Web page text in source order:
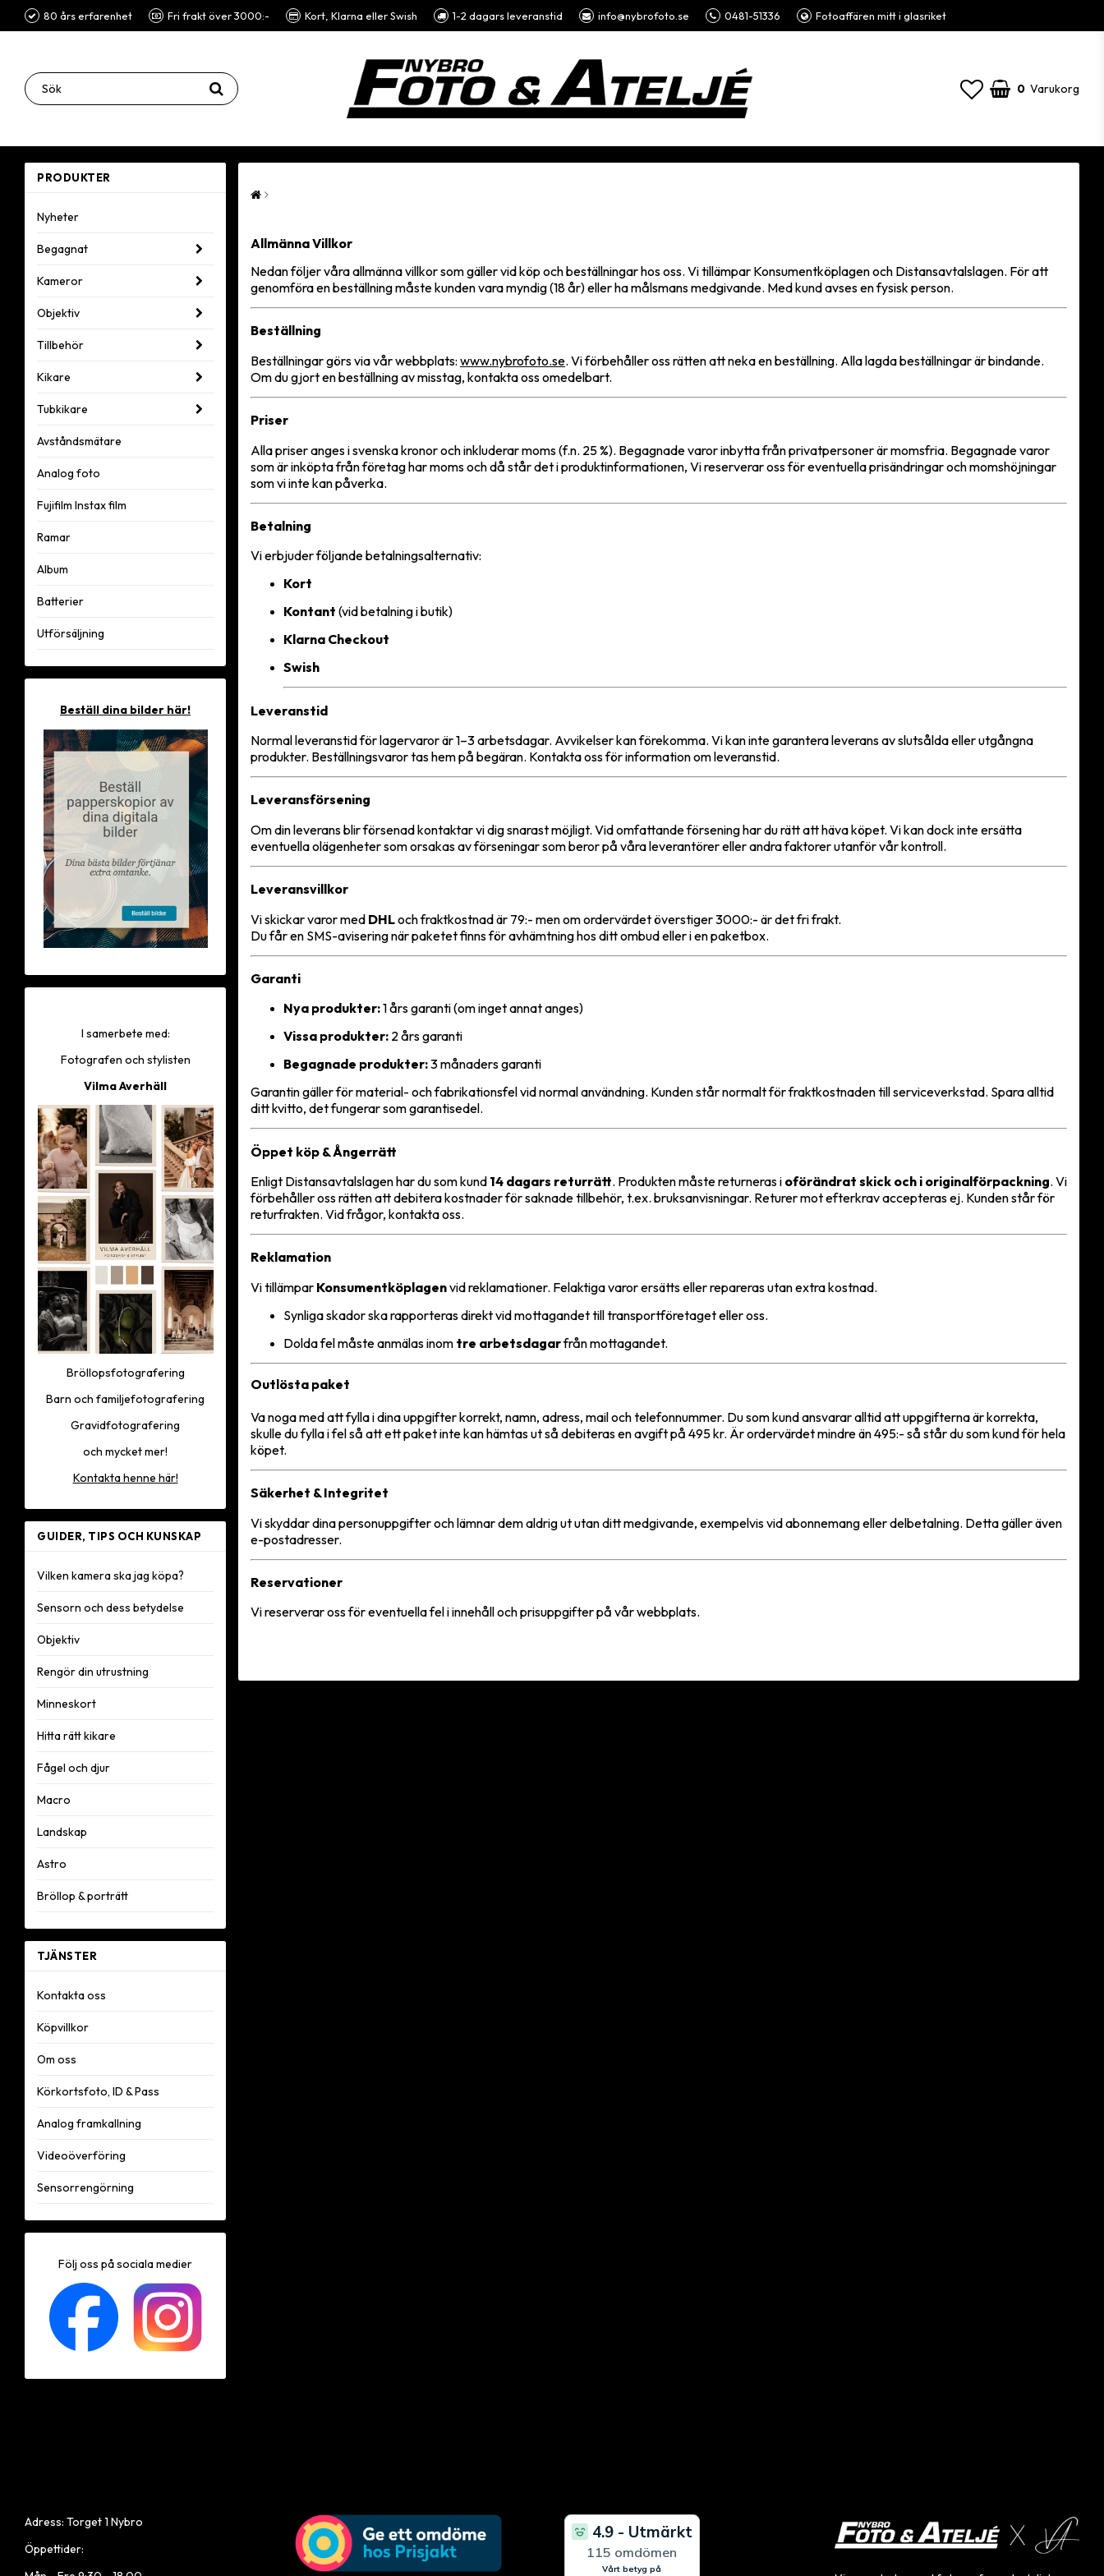
80 års erfarenhet Fri frakt över 3000:- Kort, Klarna eller Swish 1-2 dagars leveranstid info@nybrofoto.se 0481-51336 Fotoaffären mitt i glasriket
0 Varukorg
PRODUKTER
Nyheter
Begagnat
Kameror
Objektiv
Tillbehör
Kikare
Tubkikare
Avståndsmätare
Analog foto
Fujifilm Instax film
Ramar
Album
Batterier
Utförsäljning
Beställ dina bilder här!
I samerbete med:
Fotografen och stylisten
Vilma Averhäll
Bröllopsfotografering
Barn och familjefotografering
Gravidfotografering
och mycket mer!
Kontakta henne här!
GUIDER, TIPS OCH KUNSKAP
Vilken kamera ska jag köpa?
Sensorn och dess betydelse
Objektiv
Rengör din utrustning
Minneskort
Hitta rätt kikare
Fågel och djur
Macro
Landskap
Astro
Bröllop & porträtt
TJÄNSTER
Kontakta oss
Köpvillkor
Om oss
Körkortsfoto, ID & Pass
Analog framkallning
Videoöverföring
Sensorrengörning
Följ oss på sociala medier
Allmänna Villkor
Nedan följer våra allmänna villkor som gäller vid köp och beställningar hos oss. Vi tillämpar Konsumentköplagen och Distansavtalslagen. För att
genomföra en beställning måste kunden vara myndig (18 år) eller ha målsmans medgivande. Med kund avses en fysisk person.
Beställning
Beställningar görs via vår webbplats: www.nybrofoto.se. Vi förbehåller oss rätten att neka en beställning. Alla lagda beställningar är bindande.
Om du gjort en beställning av misstag, kontakta oss omedelbart.
Priser
Alla priser anges i svenska kronor och inkluderar moms (f.n. 25 %). Begagnade varor inbytta från privatpersoner är momsfria. Begagnade varor
som är inköpta från företag har moms och då står det i produktinformationen, Vi reserverar oss för eventuella prisändringar och momshöjningar
som vi inte kan påverka.
Betalning
Vi erbjuder följande betalningsalternativ:
Kort
Kontant (vid betalning i butik)
Klarna Checkout
Swish
Leveranstid
Normal leveranstid för lagervaror är 1–3 arbetsdagar. Avvikelser kan förekomma. Vi kan inte garantera leverans av slutsålda eller utgångna
produkter. Beställningsvaror tas hem på begäran. Kontakta oss för information om leveranstid.
Leveransförsening
Om din leverans blir försenad kontaktar vi dig snarast möjligt. Vid omfattande försening har du rätt att häva köpet. Vi kan dock inte ersätta
eventuella olägenheter som orsakas av förseningar som beror på våra leverantörer eller andra faktorer utanför vår kontroll.
Leveransvillkor
Vi skickar varor med DHLoch fraktkostnad är 79:- men om ordervärdet överstiger 3000:- är det fri frakt.
Du får en SMS-avisering när paketet finns för avhämtning hos ditt ombud eller i en paketbox.
Garanti
Nya produkter:1 års garanti (om inget annat anges)
Vissa produkter: 2 års garanti
Begagnade produkter:3 månaders garanti
Garantin gäller för material- och fabrikationsfel vid normal användning. Kunden står normalt för fraktkostnaden till serviceverkstad. Spara alltid
ditt kvitto, det fungerar som garantisedel.
Öppet köp & Ångerrätt
Enligt Distansavtalslagen har du som kund 14 dagars returrätt. Produkten måste returneras i oförändrat skick och i originalförpackning. Vi
förbehåller oss rätten att debitera kostnader för saknade tillbehör, t.ex. bruksanvisningar. Returer mot efterkrav accepteras ej. Kunden står för
returfrakten. Vid frågor, kontakta oss.
Reklamation
Vi tillämpar Konsumentköplagenvid reklamationer. Felaktiga varor ersätts eller repareras utan extra kostnad.
Synliga skador ska rapporteras direkt vid mottagandet till transportföretaget eller oss.
Dolda fel måste anmälas inom tre arbetsdagarfrån mottagandet.
Outlösta paket
Va noga med att fylla i dina uppgifter korrekt, namn, adress, mail och telefonnummer. Du som kund ansvarar alltid att uppgifterna är korrekta,
skulle du fylla i fel så att ett paket inte kan hämtas ut så debiteras en avgift på 495 kr. Är ordervärdet mindre än 495:- så står du som kund för hela
köpet.
Säkerhet & Integritet
Vi skyddar dina personuppgifter och lämnar dem aldrig ut utan ditt medgivande, exempelvis vid abonnemang eller delbetalning. Detta gäller även
e-postadresser.
Reservationer
Vi reserverar oss för eventuella fel i innehåll och prisuppgifter på vår webbplats.
Adress: Torget 1 Nybro
Öppettider: